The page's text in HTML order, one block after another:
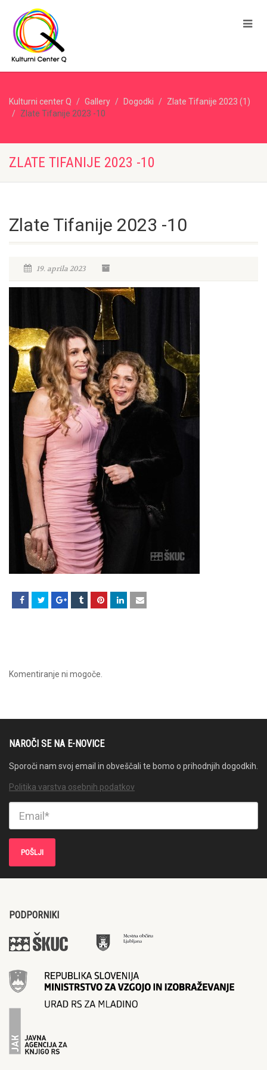
Kulturni center Q Gallery Dogodki
Zlate Tifanije 2023 (1)
Zlate Tifanije 2023 -10
ZLATE TIFANIJE 2023 -10
Zlate Tifanije 2023 -10
19. aprila 2023
Komentiranje ni mogoče.
NAROČI SE NA E-NOVICE
Sporoči nam svoj email in obveščali te bomo o prihodnjih dogodkih.
Politika varstva osebnih podatkov
PODPORNIKI